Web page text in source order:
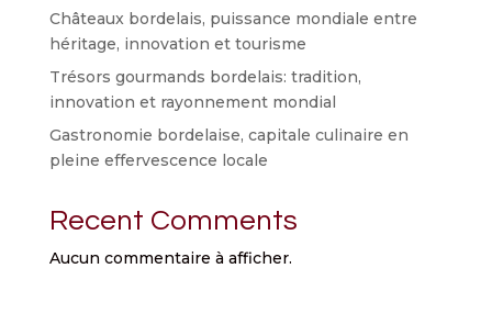
Châteaux bordelais, puissance mondiale entre
héritage, innovation et tourisme
Trésors gourmands bordelais: tradition,
innovation et rayonnement mondial
Gastronomie bordelaise, capitale culinaire en
pleine effervescence locale
Recent Comments
Aucun commentaire à afficher.